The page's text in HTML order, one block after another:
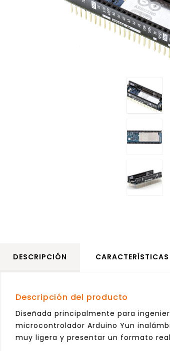
DESCRIPCIÓN CARACTERÍSTICAS
Descripción del producto
Diseñada principalmente para
microcontrolador Arduino Yun
muy ligera y presentar un formato